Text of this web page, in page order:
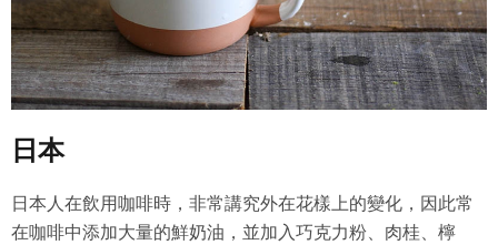
日本
日本人在飲用咖啡時，非常講究外在花樣上的變化，因此常
在咖啡中添加大量的鮮奶油，並加入巧克力粉、肉桂、檸